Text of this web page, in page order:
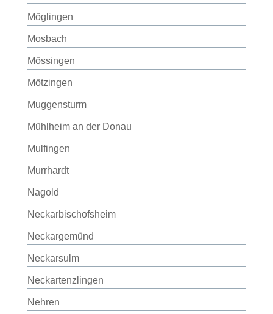
Möglingen
Mosbach
Mössingen
Mötzingen
Muggensturm
Mühlheim an der Donau
Mulfingen
Murrhardt
Nagold
Neckarbischofsheim
Neckargemünd
Neckarsulm
Neckartenzlingen
Nehren